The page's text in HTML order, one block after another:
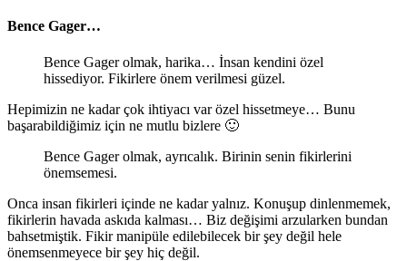
Bence Gager…
Bence Gager olmak, harika… İnsan kendini özel
hissediyor. Fikirlere önem verilmesi güzel.
Hepimizin ne kadar çok ihtiyacı var özel hissetmeye… Bunu
başarabildiğimiz için ne mutlu bizlere 🙂
Bence Gager olmak, ayrıcalık. Birinin senin fikirlerini
önemsemesi.
Onca insan fikirleri içinde ne kadar yalnız. Konuşup dinlenmemek,
fikirlerin havada askıda kalması… Biz değişimi arzularken bundan
bahsetmiştik. Fikir manipüle edilebilecek bir şey değil hele
önemsenmeyece bir şey hiç değil.